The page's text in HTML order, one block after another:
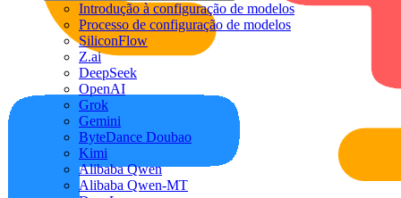
Introdução à configuração de modelos
Processo de configuração de modelos
SiliconFlow
Z.ai
DeepSeek
OpenAI
Grok
Gemini
ByteDance Doubao
Kimi
Alibaba Qwen
Alibaba Qwen-MT